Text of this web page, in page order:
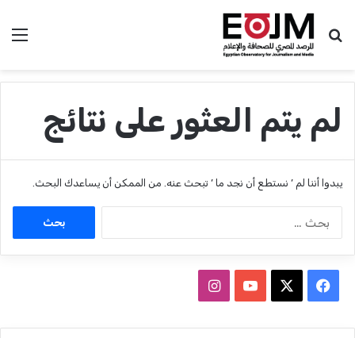
بحث عن
لم يتم العثور على نتائج
يبدوا أننا لم ’ نستطع أن نجد ما ’ تبحث عنه. من الممكن أن يساعدك البحث.
: